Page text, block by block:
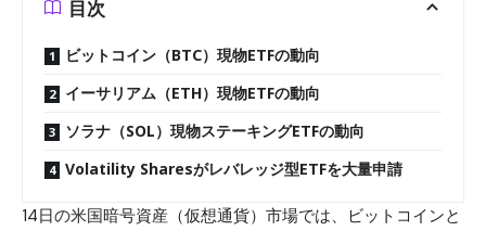
目次
ビットコイン（BTC）現物ETFの動向
イーサリアム（ETH）現物ETFの動向
ソラナ（SOL）現物ステーキングETFの動向
Volatility Sharesがレバレッジ型ETFを大量申請
14日の米国暗号資産（仮想通貨）市場では、ビットコインと